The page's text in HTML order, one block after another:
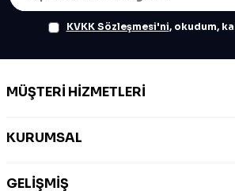
KVKK Sözleşmesi'ni, okudum,
MÜŞTERI HIZMETLERI
KURUMSAL
GELIŞMIŞ